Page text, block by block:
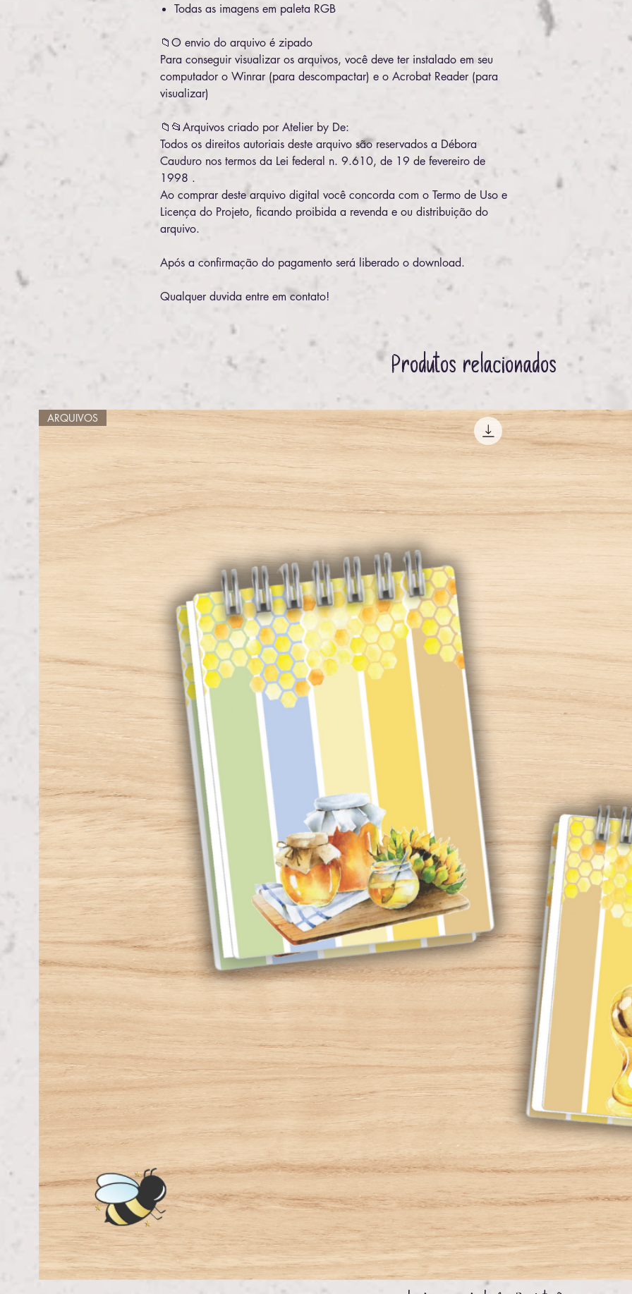
Todas as imagens em paleta RGB
📁O envio do arquivo é zipado
Para conseguir visualizar os arquivos, você deve ter instalado em seu
computador o Winrar (para descompactar) e o Acrobat Reader (para
visualizar)
📁📂Arquivos criado por Atelier by De:
Todos os direitos autoriais deste arquivo são reservados a Débora
Cauduro nos termos da Lei federal n. 9.610, de 19 de fevereiro de
1998 .
Ao comprar deste arquivo digital você concorda com o Termo de Uso e
Licença do Projeto, ficando proibida a revenda e ou distribuição do
arquivo.
Após a confirmação do pagamento será liberado o download.
Qualquer duvida entre em contato!
Produtos relacionados
ARQUIVOS